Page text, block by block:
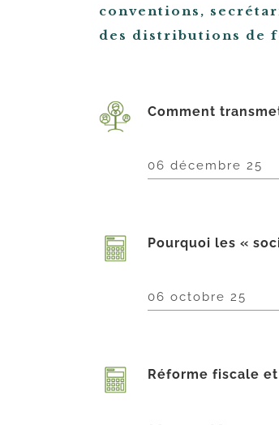
conventions,
des distributions de
Comment
06 décembre 25
Pourquoi les «
06 octobre 25
Réforme fiscale